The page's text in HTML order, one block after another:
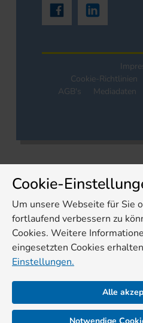
Cookie-Richtlinien
AGB's
Mediadaten
Cookie-
Um unsere Webseite für Sie
fortlaufend verbessern zu
Cookies. Weitere
eingesetzten Cookies
Einstellungen.
Alle